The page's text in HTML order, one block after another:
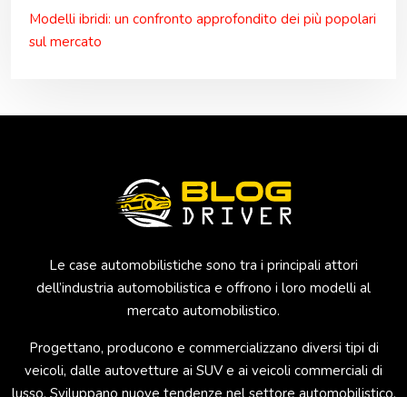
Modelli ibridi: un confronto approfondito dei più popolari
sul mercato
Le case automobilistiche sono tra i principali attori
dell’industria automobilistica e offrono i loro modelli al
mercato automobilistico.
Progettano, producono e commercializzano diversi tipi di
veicoli, dalle autovetture ai SUV e ai veicoli commerciali di